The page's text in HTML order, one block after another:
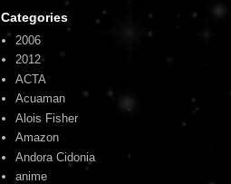
Categories
2006
2012
ACTA
Acuaman
Alois Fisher
Amazon
Andora Cidonia
anime